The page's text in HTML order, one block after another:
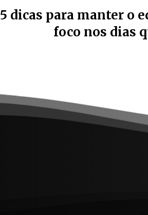
5 dicas para manter o
foco nos dias